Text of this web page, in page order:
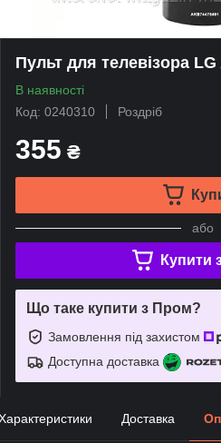
Пульт для телевізора
В наявності
Код: 0240310
Роздріб
355 ₴
або
Купити
Що таке купити з Пром?
Замовлення під захистом
Доступна доставка
Доставка